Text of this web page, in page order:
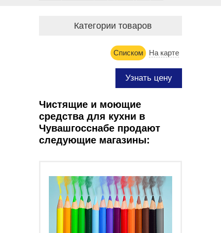
Категории товаров
На карте
Списком
Узнать цену
Чистящие и моющие
средства для кухни в
Чувашгосснабе продают
следующие магазины: